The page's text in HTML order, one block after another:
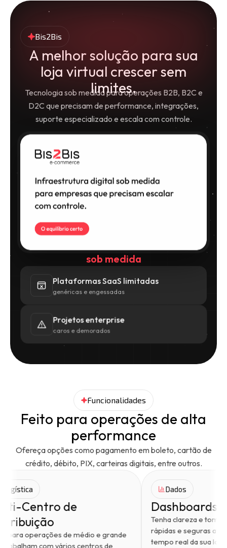
Bis2Bis
A melhor solução para sua
loja virtual crescer sem
limites.
Tecnologia sob medida para operações B2B, B2C e
D2C que precisam de performance, integrações,
suporte especializado e escala com controle.
Plataformas SaaS limitadas
genéricas e engessadas
Projetos enterprise
caros e demorados
sob medida
Funcionalidades
Feito para operações de alta
performance
Ofereça opções como pagamento em boleto, cartão de
crédito, débito, PIX, carteiras digitais, entre outros.
Multi-Centro de
Distribuição
Feito para operações de médio e grande
que trabalham com vários centros de
Tenha
rápidas e
tempo real